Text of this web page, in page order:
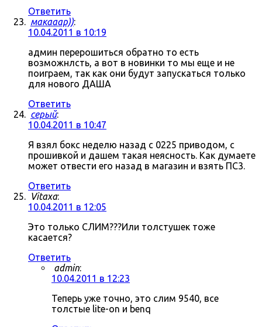
Ответить
макааар)):
10.04.2011 в 10:19
админ перерошиться обратно то есть
возможнлсть, а вот в новинки то мы еще и не
поиграем, так как они будут запускаться только
для нового ДАША
Ответить
серый:
10.04.2011 в 10:47
Я взял бокс неделю назад с 0225 приводом, с
прошивкой и дашем такая неясность. Как думаете
может отвести его назад в магазин и взять ПС3.
Ответить
Vitaxa:
10.04.2011 в 12:05
Это только СЛИМ???Или толстушек тоже
касается?
Ответить
admin:
10.04.2011 в 12:23
Теперь уже точно, это слим 9540, все
толстые lite-on и benq